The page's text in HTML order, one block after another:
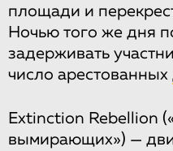
площади и
Ночью того же дня
задерживать
число арестованных
Extinction Rebellion
вымирающих») —